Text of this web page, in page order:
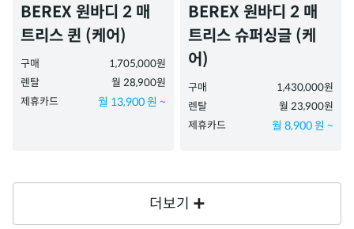
BEREX 원바디 2 매
트리스 퀸 (케어)
구매
1,705,000원
렌탈
월 28,900원
제휴카드
월 13,900 원 ~
BEREX 원바디 2 매
트리스 슈퍼싱글 (케
어)
구매
1,430,000원
렌탈
월 23,900원
제휴카드
월 8,900 원 ~
더보기